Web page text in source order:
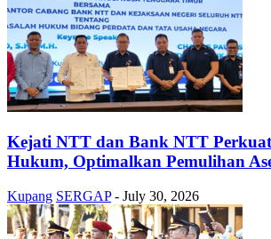
Kejati NTT dan Bank NTT
Hukum, Optimalkan Pemulihan
Kupang SERGAP - July 30, 2026